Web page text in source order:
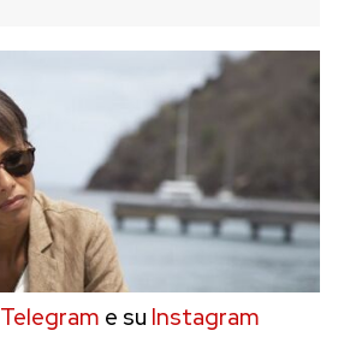
Telegram e su Instagram